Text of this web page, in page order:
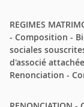
REGIMES
- Composition -
sociales
d'associé
Renonciation -